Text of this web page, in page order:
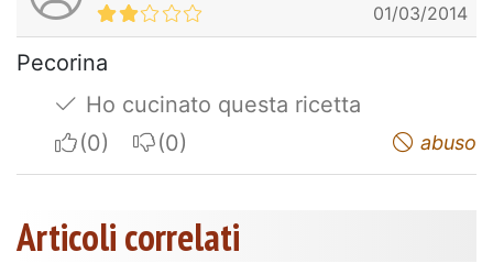
01/03/2014
Pecorina
Ho cucinato questa ricetta
I apreciateI do not appreciate abuso
Articoli correlati